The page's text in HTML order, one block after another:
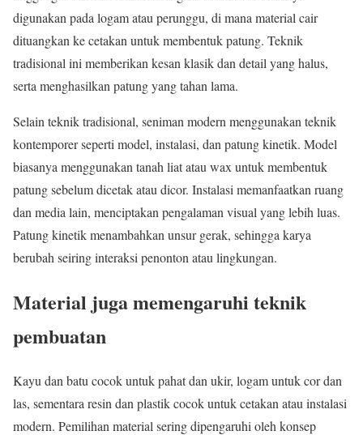
digunakan pada logam atau perunggu, di mana material cair
dituangkan ke cetakan untuk membentuk patung. Teknik
tradisional ini memberikan kesan klasik dan detail yang halus,
serta menghasilkan patung yang tahan lama.
Selain teknik tradisional, seniman modern menggunakan teknik
kontemporer seperti model, instalasi, dan patung kinetik. Model
biasanya menggunakan tanah liat atau wax untuk membentuk
patung sebelum dicetak atau dicor. Instalasi memanfaatkan ruang
dan media lain, menciptakan pengalaman visual yang lebih luas.
Patung kinetik menambahkan unsur gerak, sehingga karya
berubah seiring interaksi penonton atau lingkungan.
Material juga memengaruhi teknik
pembuatan
Kayu dan batu cocok untuk pahat dan ukir, logam untuk cor dan
las, sementara resin dan plastik cocok untuk cetakan atau instalasi
modern. Pemilihan material sering dipengaruhi oleh konsep